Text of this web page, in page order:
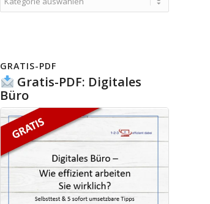
auswählen
GRATIS-PDF
Gratis-PDF: Digitales
Büro